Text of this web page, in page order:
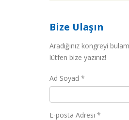
Bize Ulaşın
Aradığınız kongreyi
lütfen bize yazınız!
Ad Soyad *
E-posta Adresi *